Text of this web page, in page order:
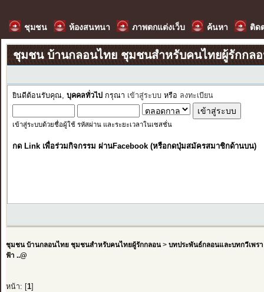
ชุมชน ห้องสนทนา ภาพตกแต่งเว็บ ค้นหา ติด
ชุมชน บ้านกลอนไทย ชุมชนสำหรับคนไทยผู้รักกล
ยินดีต้อนรับคุณ, บุคคลทั่วไป กรุณา เข้าสู่ระบบ หรือ ลงทะเบียน
เข้าสู่ระบบด้วยชื่อผู้ใช้ รหัสผ่าน และระยะเวลาในเซสชั่น
กด Link เพื่อร่วมกิจกรรม ผ่านFacebook (หรือกดปุ่มสมัครสมาชิกด้านบน)
ชุมชน บ้านกลอนไทย ชุมชนสำหรับคนไทยผู้รักกลอน> บทประพันธ์กลอนและบทกวีเพรา
ฟ้า ..@
หน้า: [ 1]